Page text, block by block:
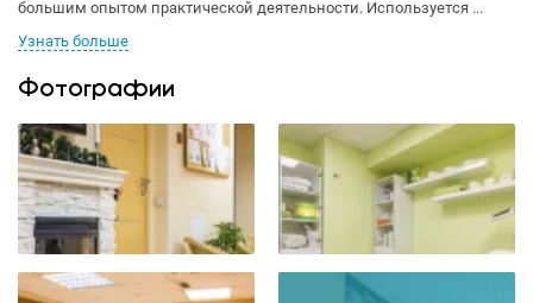
большим опытом практической деятельности. Используется ...
Узнать больше
Фотографии